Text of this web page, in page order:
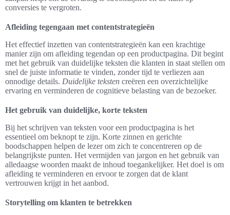
conversies te vergroten.
Afleiding tegengaan met contentstrategieën
Het effectief inzetten van contentstrategieën kan een krachtige
manier zijn om afleiding tegendan op een productpagina. Dit begint
met het gebruik van duidelijke teksten die klanten in staat stellen om
snel de juiste informatie te vinden, zonder tijd te verliezen aan
onnodige details. Duidelijke teksten creëren een overzichtelijke
ervaring en verminderen de cognitieve belasting van de bezoeker.
Het gebruik van duidelijke, korte teksten
Bij het schrijven van teksten voor een productpagina is het
essentieel om beknopt te zijn. Korte zinnen en gerichte
boodschappen helpen de lezer om zich te concentreren op de
belangrijkste punten. Het vermijden van jargon en het gebruik van
alledaagse woorden maakt de inhoud toegankelijker. Het doel is om
afleiding te verminderen en ervoor te zorgen dat de klant
vertrouwen krijgt in het aanbod.
Storytelling om klanten te betrekken